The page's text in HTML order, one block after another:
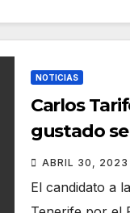
NOTICIAS
Carlos
gustado
dicen que
ABRIL 30, 2023
El candidato a